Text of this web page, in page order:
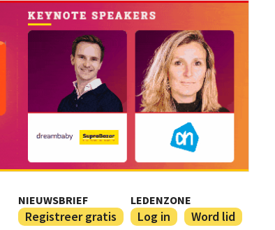
NIEUWSBRIEF
Registreer gratis
LEDENZONE
Log in Word lid